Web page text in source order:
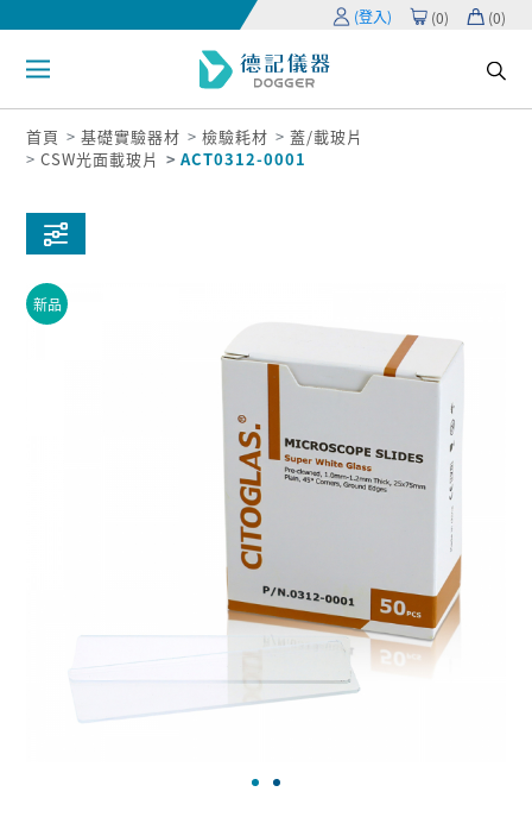
(登入) (0) (0)
首頁 基礎實驗器材 檢驗耗材
蓋/載玻片
CSW光面載玻片
ACT0312-0001
新品